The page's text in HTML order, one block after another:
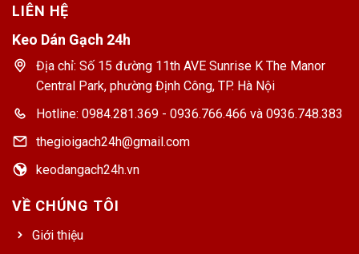
LIÊN HỆ
Keo Dán Gạch 24h
Địa chỉ: Số 15 đường 11th AVE Sunrise K The Manor
Central Park, phường Định Công, TP. Hà Nội
Hotline: 0984.281.369 - 0936.766.466 và 0936.748.383
thegioigach24h@gmail.com
keodangach24h.vn
VỀ CHÚNG TÔI
Giới thiệu